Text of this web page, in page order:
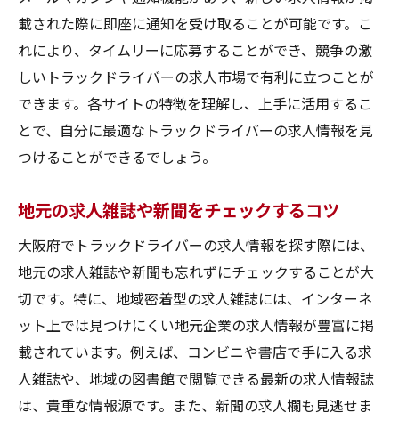
応募書類の見直しと校正の方法
オンライン応募の際の注意点
写真や証明書類を整える
面接で成功するための心構え
面接前の準備とリサーチ
自分の経験や強みをアピールする方法
清潔感と礼儀正しさを心がける
緊張を和らげるテクニック
面接後のフォローアップ方法
大阪でのトラックドライバーとしてのキャリア
パスを考える
キャリアアップのための資格取得
載された際に即座に通知を受け取ることが可能です。こ
れにより、タイムリーに応募することができ、競争の激
しいトラックドライバーの求人市場で有利に立つことが
できます。各サイトの特徴を理解し、上手に活用するこ
とで、自分に最適なトラックドライバーの求人情報を見
つけることができるでしょう。
地元の求人雑誌や新聞をチェックするコツ
大阪府でトラックドライバーの求人情報を探す際には、
地元の求人雑誌や新聞も忘れずにチェックすることが大
切です。特に、地域密着型の求人雑誌には、インターネ
ット上では見つけにくい地元企業の求人情報が豊富に掲
載されています。例えば、コンビニや書店で手に入る求
人雑誌や、地域の図書館で閲覧できる最新の求人情報誌
は、貴重な情報源です。また、新聞の求人欄も見逃せま